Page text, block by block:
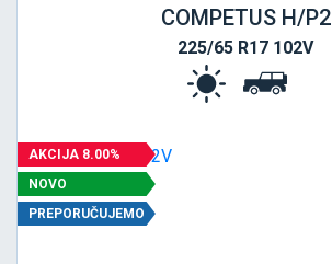
COMPETUS H/P2
225/65 R17 102V
AKCIJA 8.00%
NOVO
PREPORUČUJEMO